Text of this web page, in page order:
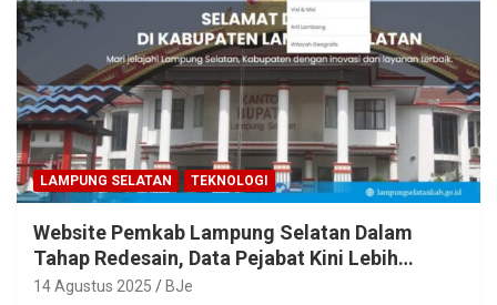
LAMPUNG SELATAN TEKNOLOGI
Website Pemkab Lampung Selatan Dalam
Tahap Redesain, Data Pejabat Kini Lebih
Mudah Diakses
14 Agustus 2025 BJe